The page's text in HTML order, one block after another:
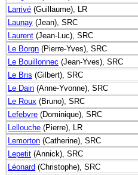
Larrivé (Guillaume), LR
Launay (Jean), SRC
Laurent (Jean-Luc), SRC
Le Borgn (Pierre-Yves), SRC
Le Bouillonnec (Jean-Yves), SRC
Le Bris (Gilbert), SRC
Le Dain (Anne-Yvonne), SRC
Le Roux (Bruno), SRC
Lefebvre (Dominique), SRC
Lellouche (Pierre), LR
Lemorton (Catherine), SRC
Lepetit (Annick), SRC
Léonard (Christophe), SRC